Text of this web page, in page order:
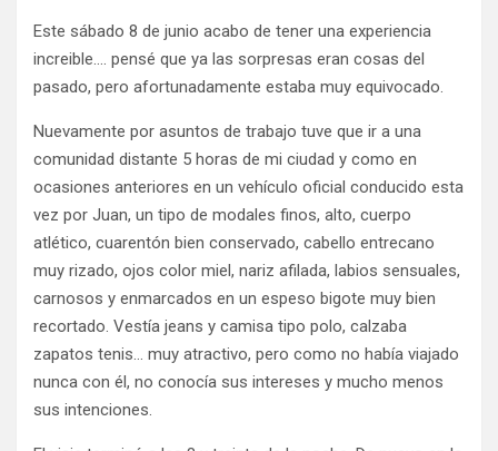
Este sábado 8 de junio acabo de tener una experiencia
increible…. pensé que ya las sorpresas eran cosas del
pasado, pero afortunadamente estaba muy equivocado.
Nuevamente por asuntos de trabajo tuve que ir a una
comunidad distante 5 horas de mi ciudad y como en
ocasiones anteriores en un vehículo oficial conducido esta
vez por Juan, un tipo de modales finos, alto, cuerpo
atlético, cuarentón bien conservado, cabello entrecano
muy rizado, ojos color miel, nariz afilada, labios sensuales,
carnosos y enmarcados en un espeso bigote muy bien
recortado. Vestía jeans y camisa tipo polo, calzaba
zapatos tenis… muy atractivo, pero como no había viajado
nunca con él, no conocía sus intereses y mucho menos
sus intenciones.